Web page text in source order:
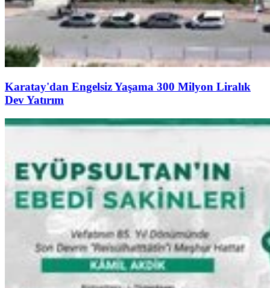
Karatay'dan Engelsiz Yaşama 300 Milyon Liralık
Dev Yatırım